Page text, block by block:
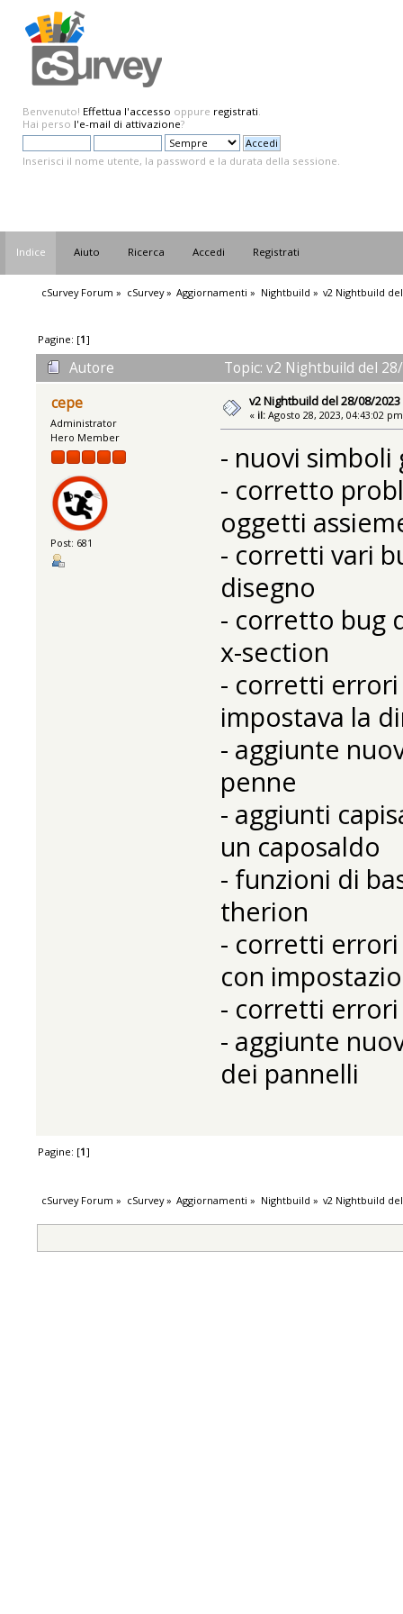
Benvenuto! Effettua l'accesso oppure registrati.
Hai perso l'e-mail di attivazione?
Inserisci il nome utente, la password e la durata della sessione.
Indice Aiuto Ricerca Accedi Registrati
cSurvey Forum » cSurvey» Aggiornamenti » Nightbuild » v2 Nightbuild
Pagine: [1]
Autore
Topic: v2 Nightbuild del
cepe
Administrator
Hero Member
Post: 681
v2 Nightbuild del 28/08/2023
« il: Agosto 28, 2023, 04:43:02
- nuovi simboli
- corretto
oggetti
- corretti vari
disegno
- corretto bug
x-section
- corretti errori
impostava la
- aggiunte
penne
- aggiunti
un caposaldo
- funzioni di
therion
- corretti errori
con
- corretti
- aggiunte
dei pannelli
Pagine: [1]
cSurvey Forum » cSurvey» Aggiornamenti » Nightbuild » v2 Nightbuild